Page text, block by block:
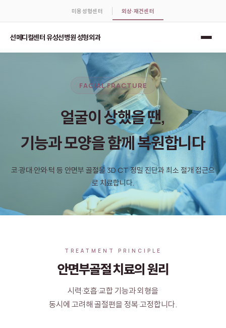
미용성형센터 외상·재건센터
선메디컬센터 유성선병원 성형외과
FACIAL FRACTURE
얼굴이 상했을 땐,
기능과 모양을 함께 복원합니다
코·광대·안와·턱 등 안면부 골절을 3D CT 정밀 진단과 최소 절개 접근으
로 치료합니다.
TREATMENT PRINCIPLE
안면부골절 치료의 원리
시력·호흡·교합 기능과 외형을
동시에 고려해 골절편을 정복·고정합니다.